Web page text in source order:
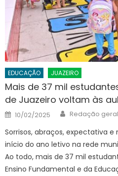
EDUCAÇÃO JUAZEIRO
Mais de 37 mil
de Juazeiro voltam às
Posted
on
10/02/2025 Author
Redação geral
Sorrisos, abraços, expectativa
início do ano letivo na rede
Ao todo, mais de 37 mil
Ensino Fundamental e da